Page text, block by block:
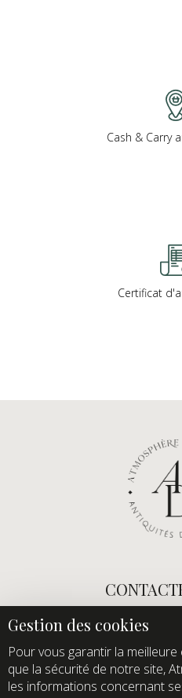
Cash & Carry
Certificat
Tel :
+33 (0)1
Domaine de
Route de
Pour vous garantir la
que la sécurité de notre site,
les informations concernant